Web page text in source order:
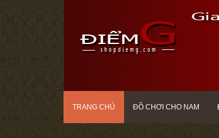
TRANG CHỦ ĐỒ CHƠI CHO NAM